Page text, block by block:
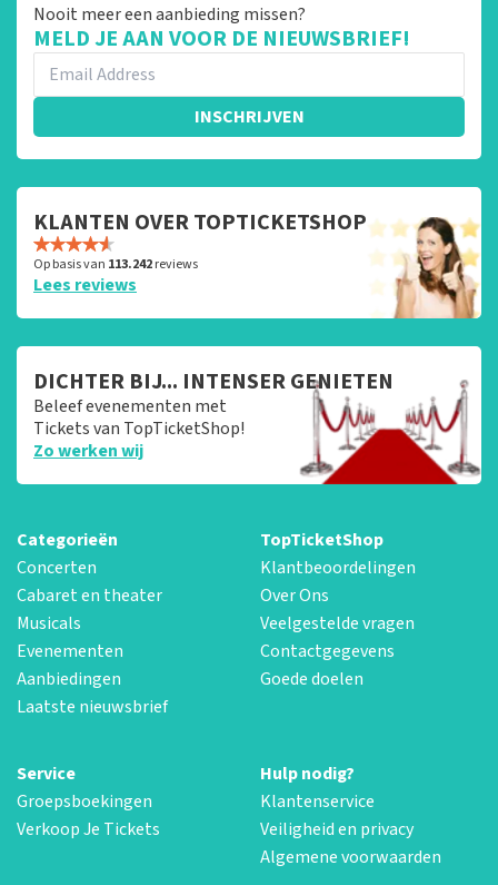
Nooit meer een aanbieding missen?
MELD JE AAN VOOR DE NIEUWSBRIEF!
INSCHRIJVEN
KLANTEN OVER TOPTICKETSHOP
Op basis van 113.242reviews
Lees reviews
DICHTER BIJ... INTENSER GENIETEN
Beleef evenementen met
Tickets van TopTicketShop!
Zo werken wij
Categorieën
Concerten
Cabaret en theater
Musicals
Evenementen
Aanbiedingen
Laatste nieuwsbrief
TopTicketShop
Klantbeoordelingen
Over Ons
Veelgestelde vragen
Contactgegevens
Goede doelen
Service
Groepsboekingen
Verkoop Je Tickets
Hulp nodig?
Klantenservice
Veiligheid en privacy
Algemene voorwaarden